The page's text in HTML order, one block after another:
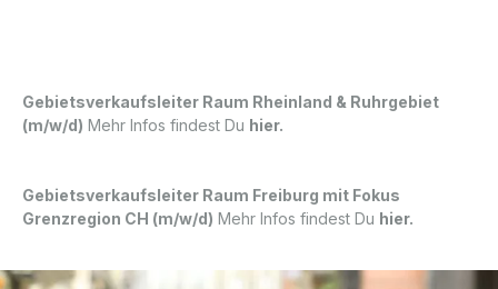
Gebietsverkaufsleiter Raum Rheinland & Ruhrgebiet
(m/w/d) Mehr Infos findest Du hier.
Gebietsverkaufsleiter Raum Freiburg mit Fokus
Grenzregion CH (m/w/d) Mehr Infos findest Du hier.